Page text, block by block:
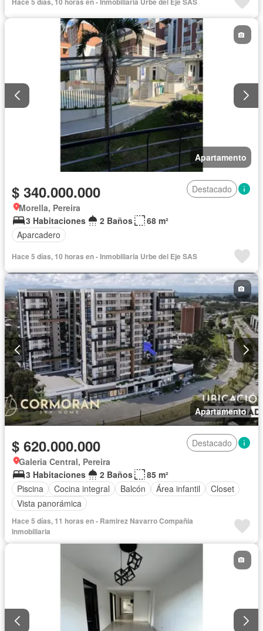
Apartamento
$ 340.000.000
Destacado
Morella, Pereira
3 Habitaciones
2 Baños
68 m²
Aparcadero
Hace 5 días, 10 horas en - Inmobiliaria Urbe del Eje SAS
Apartamento
$ 620.000.000
Destacado
Galeria Central, Pereira
3 Habitaciones
2 Baños
85 m²
Piscina
Cocina integral Balcón Área infantil
Closet
Vista panorámica
Hace 5 días, 11 horas en - Ramirez Navarro Compañia
Inmobiliaria